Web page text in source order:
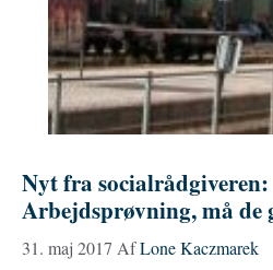
Nyt fra socialrådgiveren:
Arbejdsprøvning, må de
31. maj 2017 AfLone Kaczmarek